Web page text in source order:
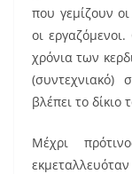
που γεμίζουν
οι
χρόνια των
(συντεχνιακό)
βλέπει το δίκιο
Μέχρι